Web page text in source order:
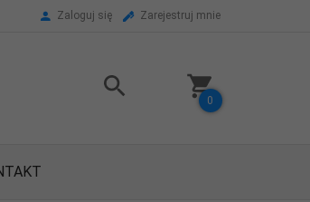
Zaloguj się Zarejestruj mnie
0